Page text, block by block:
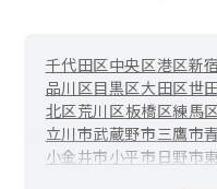
千代田区中央区港区新
品川区目黒区大田区世
北区荒川区板橋区練馬
立川市武蔵野市三鷹市
小金井市小平市 日野市